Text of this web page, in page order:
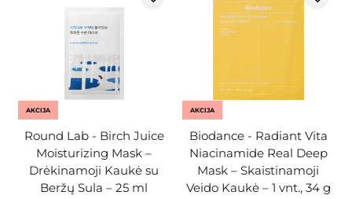
AKCIJA
Round Lab - Birch Juice
Moisturizing Mask –
Drėkinamoji Kaukė su
Beržų Sula – 25 ml
AKCIJA
Biodance - Radiant Vita
Niacinamide Real Deep
Mask – Skaistinamoji
Veido Kaukė – 1 vnt., 34 g